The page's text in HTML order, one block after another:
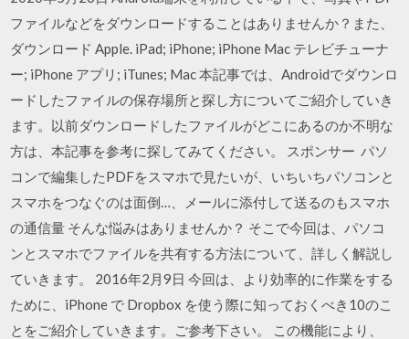
ファイルなどをダウンロードすることはありませんか？また、
ダウンロード Apple. iPad; iPhone; iPhone Mac テレビチューナ
ー; iPhone アプリ; iTunes; Mac 本記事では、Androidでダウンロ
ードしたファイルの保存場所と探し方についてご紹介していき
ます。以前ダウンロードしたファイルがどこにあるのか不明な
方は、本記事を参考に探してみてください。 スポンサー パソ
コンで編集したPDFをスマホで見たいが、いちいちパソコンと
スマホをつなぐのは面倒…、メールに添付して送るのもスマホ
の通信量 そんな悩みはありませんか？ そこで今回は、パソコ
ンとスマホでファイルを共有する方法について、詳しく解説し
ていきます。 2016年2月9日 今回は、より効率的に作業をする
ために、iPhone で Dropbox を使う際に知っておくべき10のこ
とをご紹介していきます。ご参考下さい。 この機能により、